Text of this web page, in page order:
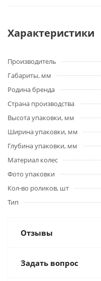
Характеристики
Производитель
Габариты, мм
Родина бренда
Страна производства
Высота упаковки, мм
Ширина упаковки, мм
Глубина упаковки, мм
Материал колес
Фото упаковки
Кол-во роликов, шт
Тип
Отзывы
Задать вопрос